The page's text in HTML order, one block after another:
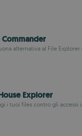
Commander
alternativa al File
Explorer
i tuoi files contro gli accessi